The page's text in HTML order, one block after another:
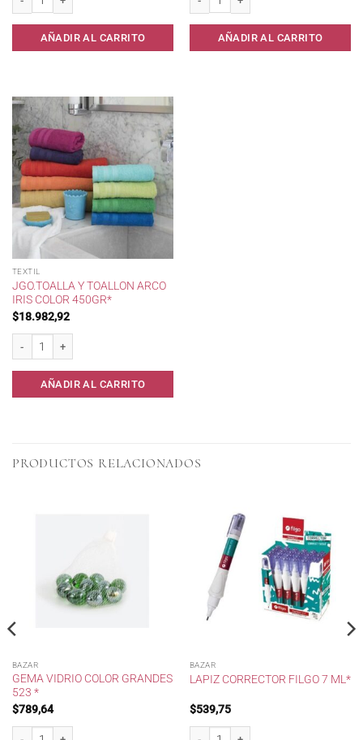
AÑADIR AL CARRITO AÑADIR AL CARRITO
TEXTIL
JGO.TOALLA Y TOALLON ARCO
IRIS COLOR 450GR*
$18.982,92
AÑADIR AL CARRITO
PRODUCTOS RELACIONADOS
BAZAR
GEMA VIDRIO COLOR GRANDES
523 *
$789,64
Gema Vidrio Color Grandes 523 * cantidad
BAZAR
LAPIZ CORRECTOR FILGO 7 ML*
$539,75
Lapiz Corrector Filgo 7 ml* cantidad